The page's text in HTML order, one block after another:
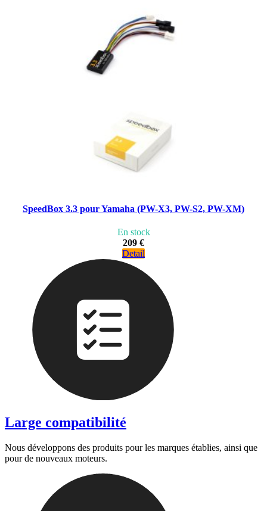
SpeedBox 3.3 pour Yamaha (PW-X3, PW-S2, PW-XM)
En stock
209 €
Detail
Large compatibilité
Nous développons des produits pour les marques établies, ainsi que
pour de nouveaux moteurs.